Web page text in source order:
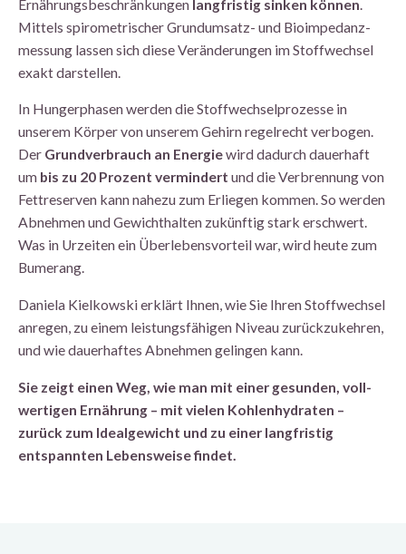
Ernährungs­beschränkungen langfristig sinken können
Mittels spirometrischer Grundumsatz- und Bioimpedanz­
messung lassen sich diese Veränderungen im Stoffwechsel
exakt darstellen.
In Hungerphasen werden die Stoffwechsel­prozesse in
unserem Körper von unserem Gehirn regelrecht verbogen.
Der Grundverbrauch an Energiewird dadurch dauerhaft
um bis zu 20 Prozent vermindert und die Verbrennung von
Fett­reserven kann nahezu zum Erliegen kommen. So werden
Abnehmen und Gewichthalten zukünftig stark erschwert.
Was in Urzeiten ein Überlebens­vorteil war, wird heute zum
Bumerang.
Daniela Kielkowski erklärt Ihnen, wie Sie Ihren Stoffwechsel
anregen, zu einem leistungs­fähigen Niveau zurückzukehren,
und wie dauerhaftes Abnehmen gelingen kann.
Sie zeigt einen Weg, wie man mit einer gesunden, voll­
wertigen Ernährung – mit vielen Kohlen­hydraten –
zurück zum Ideal­gewicht und zu einer langfristig
entspannten Lebensweise findet.